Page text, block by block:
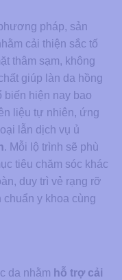
pháp, sản
cải thiện sắc tố
thâm sạm, không
giúp làn da hồng
biến hiện nay bao
liệu tự nhiên, ứng
lẫn dịch vụ ủ
. Mỗi lộ trình sẽ phù
tiêu chăm sóc khác
duy trì vẻ rạng rỡ
chuẩn y khoa cùng
da nhằm hỗ trợ cải